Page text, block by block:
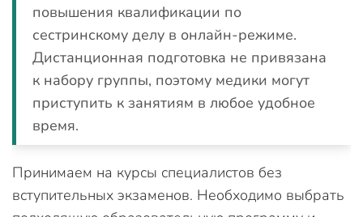
повышения квалификации по
сестринскому делу в онлайн-режиме.
Дистанционная подготовка не привязана
к набору группы, поэтому медики могут
приступить к занятиям в любое удобное
время.
Принимаем на курсы специалистов без
вступительных экзаменов. Необходимо выбрать